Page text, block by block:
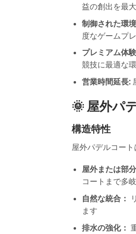
益の創出を最
制御された環
度なゲームプ
プレミアム体
競技に最適な
営業時間延長:
🌞 屋外パ
構造特性
屋外パデルコー
屋外または部
コートまで多
自然な統合：
ます
排水の強化：